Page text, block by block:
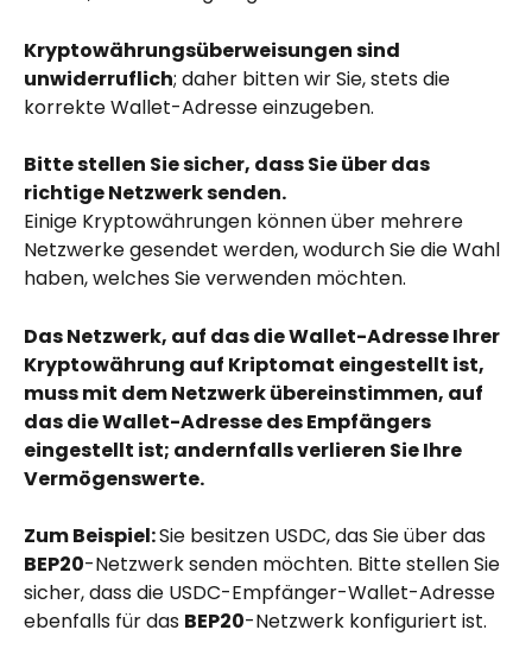
Kryptowährungsüberweisungen sind
unwiderruflich; daher bitten wir Sie, stets die
korrekte Wallet-Adresse einzugeben.
Bitte stellen Sie sicher, dass Sie über das
richtige Netzwerk senden.
Einige Kryptowährungen können über mehrere
Netzwerke gesendet werden, wodurch Sie die Wahl
haben, welches Sie verwenden möchten.
Das Netzwerk, auf das die Wallet-Adresse Ihrer
Kryptowährung auf Kriptomat eingestellt ist,
muss mit dem Netzwerk übereinstimmen, auf
das die Wallet-Adresse des Empfängers
eingestellt ist; andernfalls verlieren Sie Ihre
Vermögenswerte.
Zum Beispiel: Sie besitzen USDC, das Sie über das
BEP20-Netzwerk senden möchten. Bitte stellen Sie
sicher, dass die USDC-Empfänger-Wallet-Adresse
ebenfalls für das BEP20-Netzwerk konfiguriert ist.